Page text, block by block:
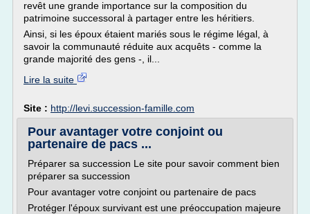
revêt une grande importance sur la composition du
patrimoine successoral à partager entre les héritiers.
Ainsi, si les époux étaient mariés sous le régime légal, à
savoir la communauté réduite aux acquêts - comme la
grande majorité des gens -, il...
Lire la suite
Site : http://levi.succession-famille.com
Pour avantager votre conjoint ou
partenaire de pacs ...
Préparer sa succession Le site pour savoir comment bien
préparer sa succession
Pour avantager votre conjoint ou partenaire de pacs
Protéger l'époux survivant est une préoccupation majeure